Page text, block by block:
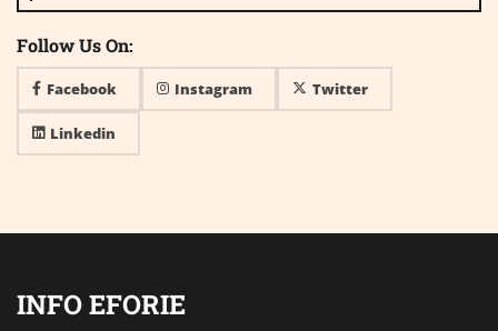
Follow Us On:
Facebook Instagram Twitter
Linkedin
INFO EFORIE